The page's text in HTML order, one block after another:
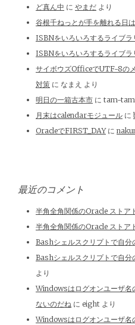
ど真ん中 に やまだ より
谷根千ねっとが手を離れる日
ISBNをいろいろするライブラ
ISBNをいろいろするライブラ
サイボウズOfficeでUTF-8の
対策 に なまえ より
明日の一箱古本市 に tam-tam
月末はcalendarモジュール に
OracleでFIRST_DAYに
最近のコメント
半角全角関係のOracle ストア
半角全角関係のOracle ストア
Bashシェルスクリプトで自分
Bashシェルスクリプトで自分
より
Windowsはログオンユーザ名
ないのだね に eight より
Windowsはログオンユーザ名